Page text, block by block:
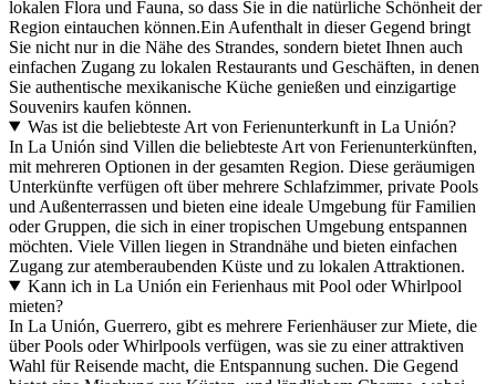
lokalen Flora und Fauna, so dass Sie in die natürliche Schönheit der
Region eintauchen können.Ein Aufenthalt in dieser Gegend bringt
Sie nicht nur in die Nähe des Strandes, sondern bietet Ihnen auch
einfachen Zugang zu lokalen Restaurants und Geschäften, in denen
Sie authentische mexikanische Küche genießen und einzigartige
Souvenirs kaufen können.
Was ist die beliebteste Art von Ferienunterkunft in La Unión?
In La Unión sind Villen die beliebteste Art von Ferienunterkünften,
mit mehreren Optionen in der gesamten Region. Diese geräumigen
Unterkünfte verfügen oft über mehrere Schlafzimmer, private Pools
und Außenterrassen und bieten eine ideale Umgebung für Familien
oder Gruppen, die sich in einer tropischen Umgebung entspannen
möchten. Viele Villen liegen in Strandnähe und bieten einfachen
Zugang zur atemberaubenden Küste und zu lokalen Attraktionen.
Kann ich in La Unión ein Ferienhaus mit Pool oder Whirlpool
mieten?
In La Unión, Guerrero, gibt es mehrere Ferienhäuser zur Miete, die
über Pools oder Whirlpools verfügen, was sie zu einer attraktiven
Wahl für Reisende macht, die Entspannung suchen. Die Gegend